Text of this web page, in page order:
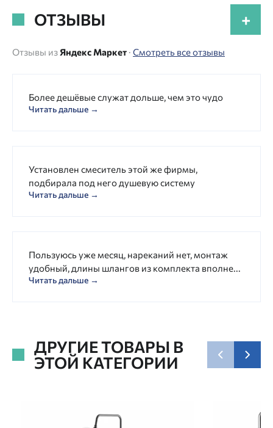
ОТЗЫВЫ +
Отзывы из Яндекс Маркет · Смотреть все отзывы
Более дешёвые служат дольше, чем это чудо
Читать дальше →
Установлен смеситель этой же фирмы,
подбирала под него душевую систему
Читать дальше →
Пользуюсь уже месяц, нареканий нет, монтаж
удобный, длины шлангов из комплекта вполне...
Читать дальше →
ДРУГИЕ ТОВАРЫ В
ЭТОЙ КАТЕГОРИИ